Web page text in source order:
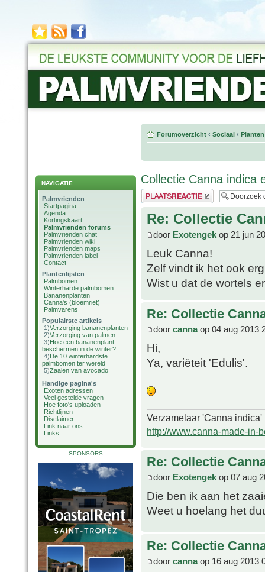
NAVIGATIE
Palmvrienden
Startpagina
Agenda
Kortingskaart
Palmvrienden forums
Palmvrienden chat
Palmvrienden wiki
Palmvrienden maps
Palmvrienden label
Contact
Plantenlijsten
Palmbomen
Winterharde palmbomen
Bananenplanten
Canna's (bloemriet)
Palmvarens
Populairste artikels
1)Verzorging bananenplanten
2)Verzorging van palmen
3)Hoe een bananenplant
beschermen in de winter?
4)De 10 winterhardste
palmbomen ter wereld
5)Zaaien van avocado
Handige pagina's
Exoten adressen
Veel gestelde vragen
Hoe foto's uploaden
Richtlijnen
Disclaimer
Link naar ons
Links
SPONSORS
Forumoverzicht ‹ Sociaal ‹
Collectie Canna indica
Plaats een reactie
Re: Collectie
door Exotengek op 21 jun
Leuk Canna!
Zelf vindt ik het ook
Wist u dat de wortels
Re: Collectie
door cannaop 04 aug 2013
Hi,
Ya, variëteit 'Edulis'.
Verzamelaar 'Canna indica'
http://www.canna-made-in-
Re: Collectie
door Exotengek op 07 aug
Die ben ik aan het
Weet u hoelang het
Re: Collectie
door cannaop 16 aug 2013